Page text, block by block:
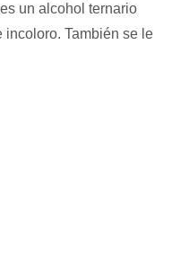
un alcohol ternario
se le